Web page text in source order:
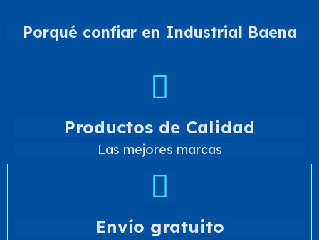
Porqué confiar en Industrial Baena
Productos de Calidad
Las mejores marcas
Envío gratuito